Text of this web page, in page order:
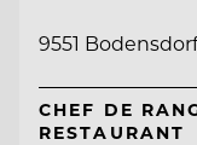
9551
CHEF DE
RESTAURANT